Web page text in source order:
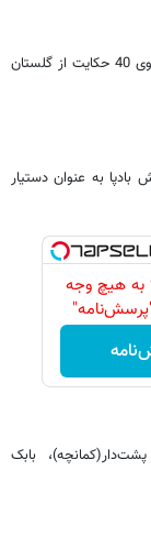
این آلبوم شامل 40 دکلمه است که مرحوم شکیبایی بر روی 40 حکایت از گلستان
به عنوان دستیار
به هیچ وجه
بابک